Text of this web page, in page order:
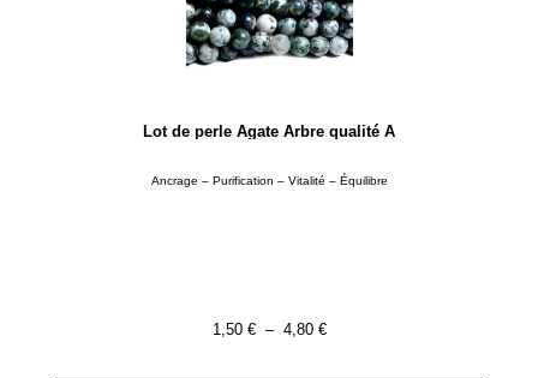
Lot de perle Agate Arbre qualité A
Ancrage – Purification – Vitalité – Équilibre
1,50 € – 4,80 €